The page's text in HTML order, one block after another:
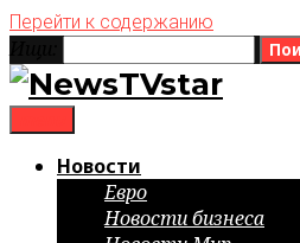
Перейти к содержанию
Новости
Евро
Новости бизнеса